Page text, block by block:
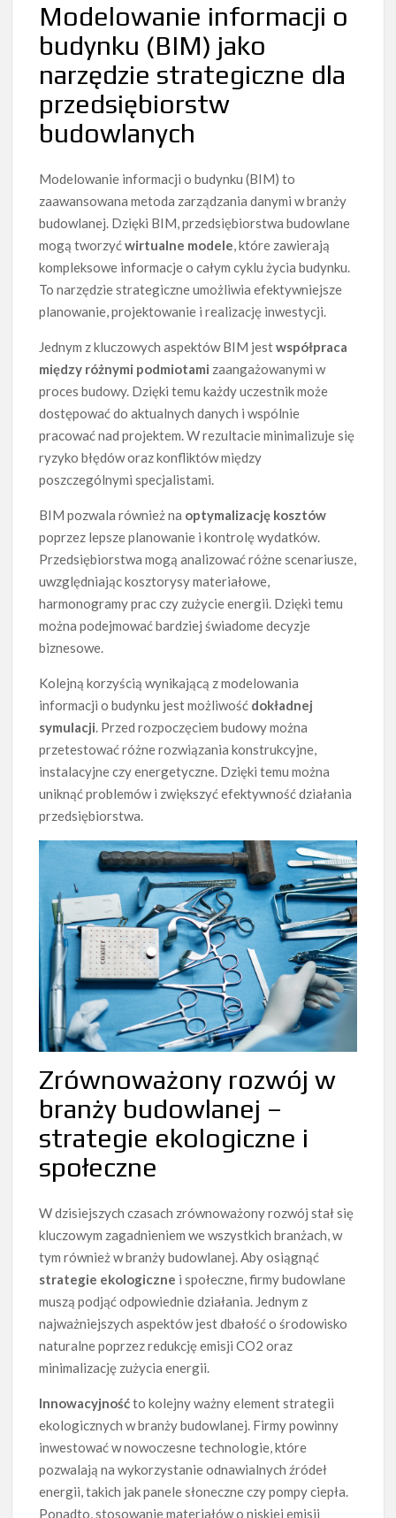
Modelowanie informacji o
budynku (BIM) jako
narzędzie strategiczne dla
przedsiębiorstw
budowlanych
Modelowanie informacji o budynku (BIM) to
zaawansowana metoda zarządzania danymi w branży
budowlanej. Dzięki BIM, przedsiębiorstwa budowlane
mogą tworzyćwirtualne modele, które zawierają
kompleksowe informacje o całym cyklu życia budynku.
To narzędzie strategiczne umożliwia efektywniejsze
planowanie, projektowanie i realizację inwestycji.
Jednym z kluczowych aspektów BIM jestwspółpraca
między różnymi podmiotami zaangażowanymi w
proces budowy. Dzięki temu każdy uczestnik może
dostępować do aktualnych danych i wspólnie
pracować nad projektem. W rezultacie minimalizuje się
ryzyko błędów oraz konfliktów między
poszczególnymi specjalistami.
BIM pozwala również na optymalizację kosztów
poprzez lepsze planowanie i kontrolę wydatków.
Przedsiębiorstwa mogą analizować różne scenariusze,
uwzględniając kosztorysy materiałowe,
harmonogramy prac czy zużycie energii. Dzięki temu
można podejmować bardziej świadome decyzje
biznesowe.
Kolejną korzyścią wynikającą z modelowania
informacji o budynku jest możliwość dokładnej
symulacji. Przed rozpoczęciem budowy można
przetestować różne rozwiązania konstrukcyjne,
instalacyjne czy energetyczne. Dzięki temu można
uniknąć problemów i zwiększyć efektywność działania
przedsiębiorstwa.
Zrównoważony rozwój w
branży budowlanej –
strategie ekologiczne i
społeczne
W dzisiejszych czasach zrównoważony rozwój stał się
kluczowym zagadnieniem we wszystkich branżach, w
tym również w branży budowlanej. Aby osiągnąć
strategie ekologiczne i społeczne, firmy budowlane
muszą podjąć odpowiednie działania. Jednym z
najważniejszych aspektów jest dbałość o środowisko
naturalne poprzez redukcję emisji CO2 oraz
minimalizację zużycia energii.
Innowacyjnośćto kolejny ważny element strategii
ekologicznych w branży budowlanej. Firmy powinny
inwestować w nowoczesne technologie, które
pozwalają na wykorzystanie odnawialnych źródeł
energii, takich jak panele słoneczne czy pompy ciepła.
Ponadto, stosowanie materiałów o niskiej emisji